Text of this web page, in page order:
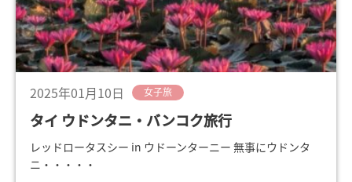
2025年01月10日 女子旅
タイ ウドンタニ・バンコク旅行
レッドロータスシー in ウドーンターニー 無事にウドンタ
ニ・・・・・